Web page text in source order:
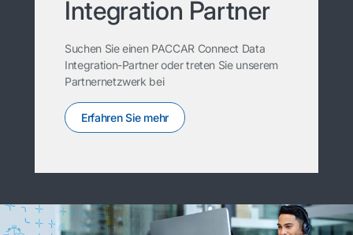
Integration Partner
Suchen Sie einen PACCAR Connect Data
Integration-Partner oder treten Sie unserem
Partnernetzwerk bei
Erfahren Sie mehr